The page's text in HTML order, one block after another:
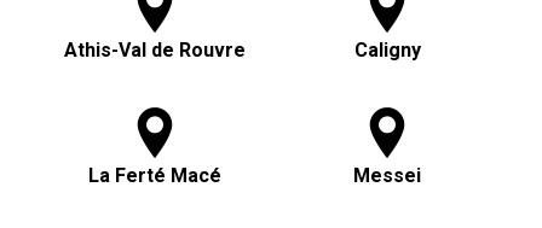
Athis-Val de Rouvre Caligny
La Ferté Macé Messei